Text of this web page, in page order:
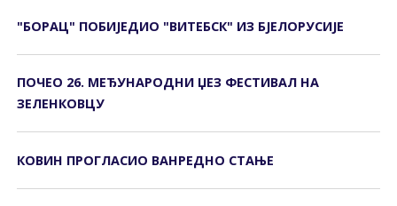
"БОРАЦ" ПОБИЈЕДИО "ВИТЕБСК" ИЗ БЈЕЛОРУСИЈЕ
ПОЧЕО 26. МЕЂУНАРОДНИ ЏЕЗ ФЕСТИВАЛ НА
ЗЕЛЕНКОВЦУ
КОВИН ПРОГЛАСИО ВАНРЕДНО СТАЊЕ